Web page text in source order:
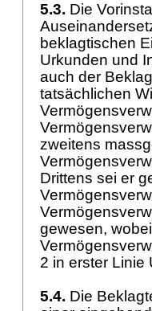
5.3. Die
beklagtischen
Urkunden und
auch der
tatsächlichen
zweitens
Drittens sei er
gewesen,
2 in erster
5.4. Die